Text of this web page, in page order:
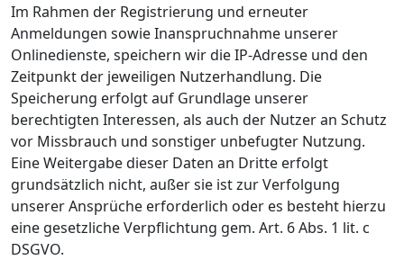
Im Rahmen der Registrierung und erneuter
Anmeldungen sowie Inanspruchnahme unserer
Onlinedienste, speichern wir die IP-Adresse und den
Zeitpunkt der jeweiligen Nutzerhandlung. Die
Speicherung erfolgt auf Grundlage unserer
berechtigten Interessen, als auch der Nutzer an Schutz
vor Missbrauch und sonstiger unbefugter Nutzung.
Eine Weitergabe dieser Daten an Dritte erfolgt
grundsätzlich nicht, außer sie ist zur Verfolgung
unserer Ansprüche erforderlich oder es besteht hierzu
eine gesetzliche Verpflichtung gem. Art. 6 Abs. 1 lit. c
DSGVO.